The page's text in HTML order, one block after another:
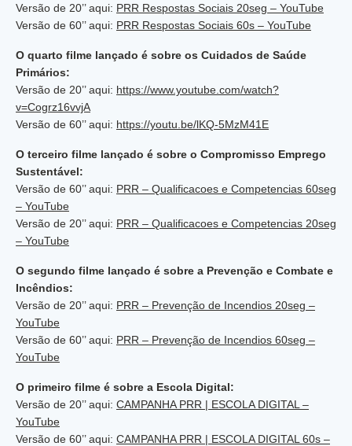
Versão de 20’’ aqui: PRR Respostas Sociais 20seg – YouTube
Versão de 60’’ aqui: PRR Respostas Sociais 60s – YouTube
O quarto filme lançado é sobre os Cuidados de Saúde
Primários:
Versão de 20’’ aqui: https://www.youtube.com/watch?
v=Cogrz16vvjA
Versão de 60’’ aqui: https://youtu.be/lKQ-5MzM41E
O terceiro filme lançado é sobre o Compromisso Emprego
Sustentável:
Versão de 60’’ aqui: PRR – Qualificacoes e Competencias 60seg
– YouTube
Versão de 20’’ aqui: PRR – Qualificacoes e Competencias 20seg
– YouTube
O segundo filme lançado é sobre a Prevenção e Combate e
Incêndios:
Versão de 20’’ aqui: PRR – Prevenção de Incendios 20seg –
YouTube
Versão de 60’’ aqui: PRR – Prevenção de Incendios 60seg –
YouTube
O primeiro filme é sobre a Escola Digital:
Versão de 20’’ aqui: CAMPANHA PRR | ESCOLA DIGITAL –
YouTube
Versão de 60’’ aqui: CAMPANHA PRR | ESCOLA DIGITAL 60s –